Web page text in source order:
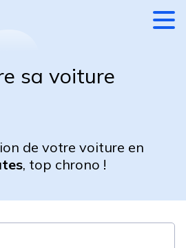
sa voiture
de votre voiture en
, top chrono !